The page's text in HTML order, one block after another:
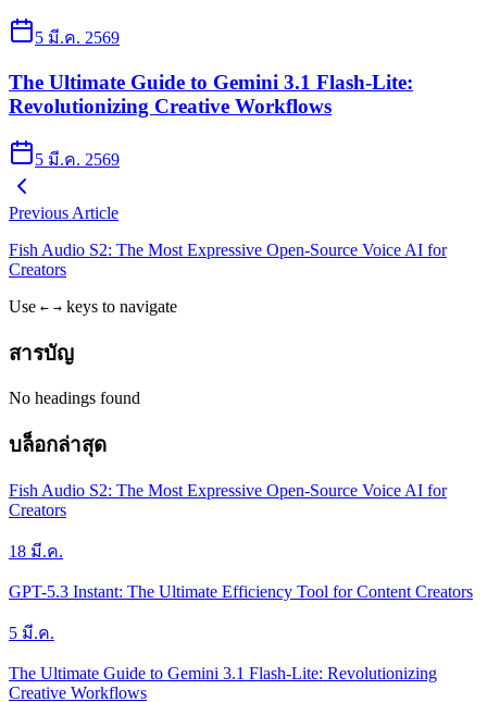
5 มี.ค. 2569
The Ultimate Guide to Gemini 3.1 Flash-Lite:
Revolutionizing Creative Workflows
5 มี.ค. 2569
Previous Article
Fish Audio S2: The Most Expressive Open-Source Voice AI for
Creators
Use ← → keys to navigate
สารบัญ
No headings found
บล็อกล่าสุด
Fish Audio S2: The Most Expressive Open-Source Voice AI for
Creators
18 มี.ค.
GPT-5.3 Instant: The Ultimate Efficiency Tool for Content Creators
5 มี.ค.
The Ultimate Guide to Gemini 3.1 Flash-Lite: Revolutionizing
Creative Workflows